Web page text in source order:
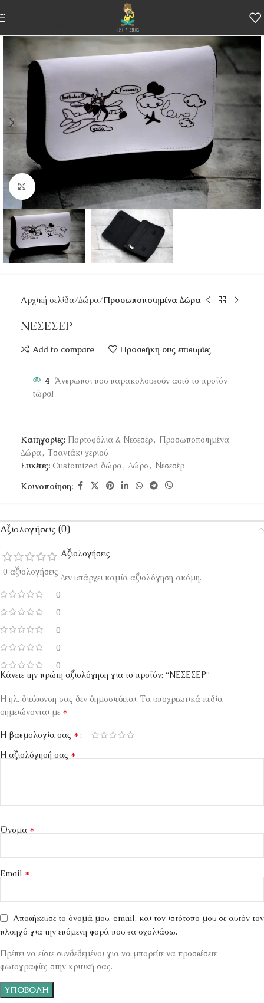
Skip to navigation
Skip to main content
Κάντε κλικ για μεγέθυνση
Αρχική σελίδα Δώρα Προσωποποιημένα Δώρα
ΝΕΣΕΣΕΡ
Add to compare Προσθήκη στις επιθυμίες
4 Άνθρωποι που παρακολουθούν αυτό το προϊόν
τώρα!
Κατηγορίες: Πορτοφόλια & Νεσεσέρ, Προσωποποιημένα
Δώρα, Τσαντάκι χεριού
Ετικέτες: Customized δώρα, Δώρο , Νεσεσέρ
Κοινοποίηση:
Αξιολογήσεις (0)
0 αξιολογήσεις
0
0
0
0
0
Αξιολογήσεις
Δεν υπάρχει καμία αξιολόγηση ακόμη.
Κάνετε την πρώτη αξιολόγηση για το προϊόν: “ΝΕΣΕΣΕΡ”
Η ηλ. διεύθυνση σας δεν δημοσιεύεται. Τα υποχρεωτικά πεδία
σημειώνονται με *
Η βαθμολογία σας *
Η αξιολόγησή σας *
Όνομα *
Email *
Αποθήκευσε το όνομά μου, email, και τον ιστότοπο μου σε αυτόν τον
πλοηγό για την επόμενη φορά που θα σχολιάσω.
Πρέπει να είστε συνδεδεμένοι για να μπορείτε να προσθέσετε
φωτογραφίες στην κριτική σας.